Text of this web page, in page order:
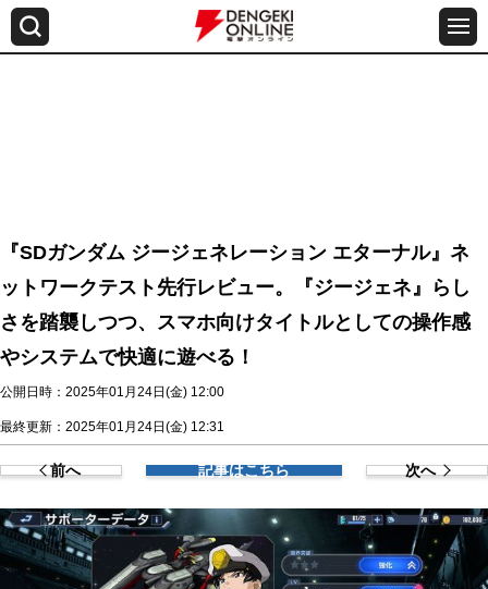
『SDガンダム ジージェネレーション エターナル』ネ
ットワークテスト先行レビュー。『ジージェネ』らし
さを踏襲しつつ、スマホ向けタイトルとしての操作感
やシステムで快適に遊べる！
公開日時：2025年01月24日(金) 12:00
最終更新：2025年01月24日(金) 12:31
前へ 記事はこちら 次へ